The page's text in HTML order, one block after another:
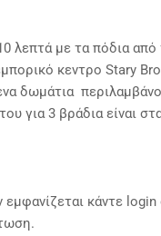
λεπτά με τα πόδια
κεντρο Stary
δωμάτια
για 3 βράδια είναι
κάντε